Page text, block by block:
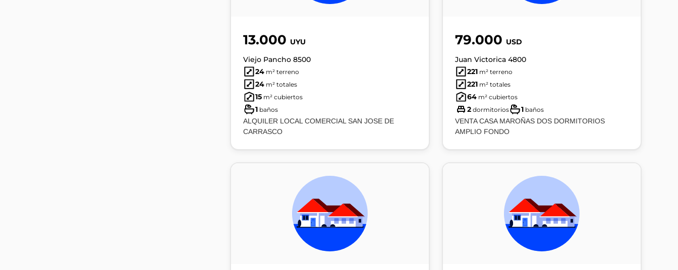
13.000 UYU
Viejo Pancho 8500
24 m² terreno
24 m² totales
15 m² cubiertos
1 baños
ALQUILER LOCAL COMERCIAL SAN JOSE DE
CARRASCO
79.000 USD
Juan Victorica 4800
221 m² terreno
221 m² totales
64 m² cubiertos
2 dormitorios 1 baños
VENTA CASA MAROÑAS DOS DORMITORIOS
AMPLIO FONDO